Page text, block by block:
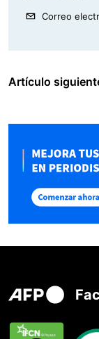
Correo
Artículo